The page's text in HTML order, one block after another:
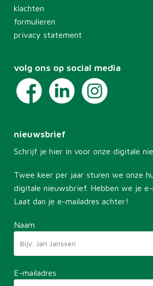
klachten
formulieren
privacy statement
volg ons op social media
nieuwsbrief
Schrijf je hier in voor onze digitale
Twee keer per jaar sturen we onze
digitale nieuwsbrief. Hebben we je
Laat dan je e-mailadres achter!
Naam
E-mailadres